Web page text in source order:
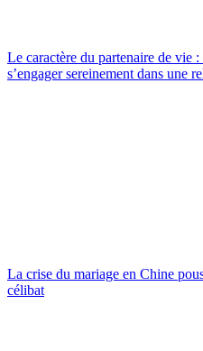
Le caractère du partenaire de vie
s’engager sereinement dans une
La crise du mariage en Chine
célibat